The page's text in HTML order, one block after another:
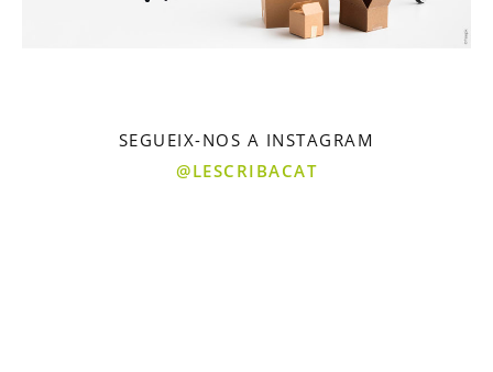
SEGUEIX-NOS A INSTAGRAM
@LESCRIBACAT